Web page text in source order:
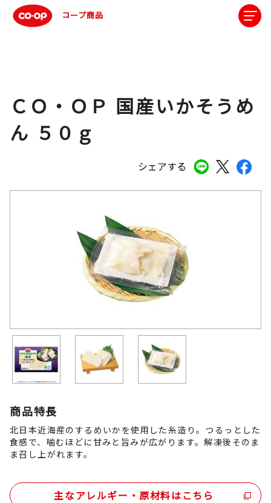
コープ商品
シェアする
ＣＯ・ＯＰ 国産いかそうめ
ん ５０ｇ
商品特長
北日本近海産のするめいかを使用した糸造り。つるっとした
食感で、噛むほどに甘みと旨みが広がります。解凍後そのま
ま召し上がれます。
主なアレルギー・原材料はこちら